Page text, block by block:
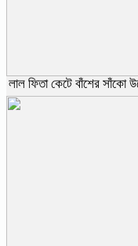
লাল ফিতা কেটে বাঁশের সাঁকো